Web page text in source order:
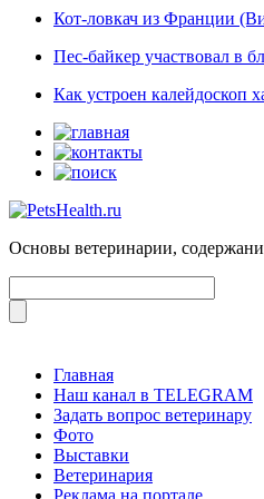
Кот-ловкач из Франции
Пес-байкер участвовал в
Как устроен калейдоскоп
Основы ветеринарии,
Главная
Наш канал в TELEGRAM
Задать вопрос ветеринару
Фото
Выставки
Ветеринария
Реклама на портале